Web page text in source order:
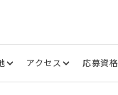
アクセス 応募資格